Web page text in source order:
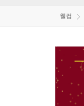
웰컴